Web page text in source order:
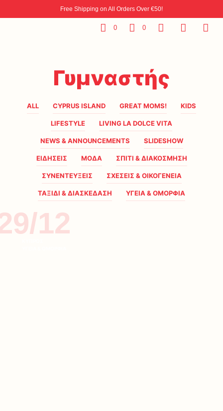
Free Shipping on All Orders Over €50!
0 0
Γυμναστής
ALL CYPRUS ISLAND GREAT MOMS! KIDS
LIFESTYLE LIVING LA DOLCE VITA
NEWS & ANNOUNCEMENTS SLIDESHOW
ΕΙΔΗΣΕΙΣ ΜΟΔΑ ΣΠΙΤΙ & ΔΙΑΚΟΣΜΗΣΗ
ΣΥΝΕΝΤΕΥΞΕΙΣ ΣΧΕΣΕΙΣ & ΟΙΚΟΓΕΝΕΙΑ
ΤΑΞΙΔΙ & ΔΙΑΣΚΕΔΑΣΗ ΥΓΕΙΑ & ΟΜΟΡΦΙΑ
12